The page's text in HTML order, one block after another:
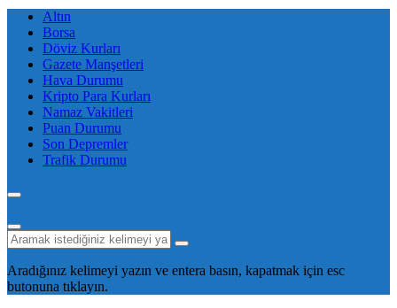
Altın
Borsa
Döviz Kurları
Gazete Manşetleri
Hava Durumu
Kripto Para Kurları
Namaz Vakitleri
Puan Durumu
Son Depremler
Trafik Durumu
Aradığınız kelimeyi yazın ve entera basın, kapatmak için esc
butonuna tıklayın.